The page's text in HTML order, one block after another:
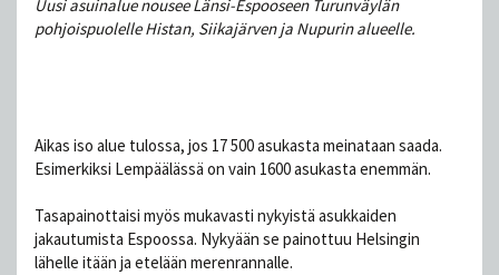
Uusi asuinalue nousee Länsi-Espooseen Turunväylän
pohjoispuolelle Histan, Siikajärven ja Nupurin alueelle.
Aikas iso alue tulossa, jos 17 500 asukasta meinataan saada.
Esimerkiksi Lempäälässä on vain 1600 asukasta enemmän.
Tasapainottaisi myös mukavasti nykyistä asukkaiden
jakautumista Espoossa. Nykyään se painottuu Helsingin
lähelle itään ja etelään merenrannalle.